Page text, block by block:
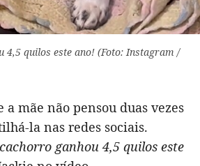
4,5 quilos este ano! (Foto: Instagram /
mãe não pensou duas vezes
la nas redes sociais.
ganhou 4,5 quilos este